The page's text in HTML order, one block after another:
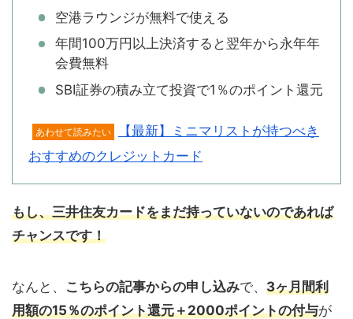
空港ラウンジが無料で使える
年間100万円以上決済すると翌年から永年年
会費無料
SBI証券の積み立て投資で1％のポイント還元
あわせて読みたい
【最新】ミニマリストが持つべき
おすすめのクレジットカード
もし、三井住友カードをまだ持っていないのであれば
チャンスです！
なんと、 こちらの記事からの申し込みで、 3ヶ月間利
用額の15％のポイント還元＋2000ポイントの付与が